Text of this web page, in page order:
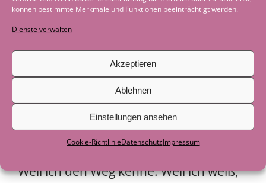
können bestimmte Merkmale und Funktionen beeinträchtigt werden.
Dienste verwalten
Akzeptieren
Ablehnen
Einstellungen ansehen
Cookie-RichtlinieDatenschutzImpressum
Heraus aus toxischen Beziehungen?
Bin ich nicht selbst noch in alten
Mustern verstrickt?
Aber vielleicht genau deshalb.
Weil ich den Weg kenne. Weil ich weiß,